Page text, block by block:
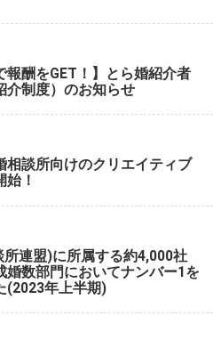
報酬をGET！】とら婚紹介者
介制度）のお知らせ
相談所向けのクリエイティブ
！
連盟)に所属する約4,000社
婚数部門においてナンバー1を
(2023年上半期)